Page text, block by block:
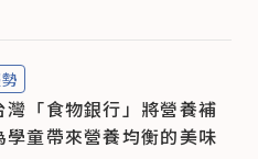
「食物銀行」將營養補
童帶來營養均衡的美味